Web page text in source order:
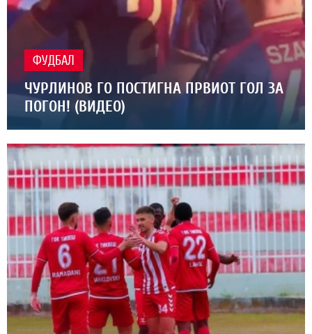
ФУДБАЛ
ЧУРЛИНОВ ГО ПОСТИГНА ПРВИОТ ГОЛ ЗА
ПОГОН! (ВИДЕО)